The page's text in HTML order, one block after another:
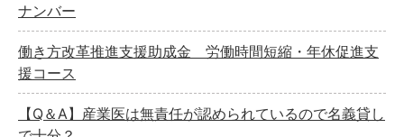
ナンバー
働き方改革推進支援助成金 労働時間短縮・年休促進支
援コース
【Q＆A】産業医は無責任が認められているので名義貸し